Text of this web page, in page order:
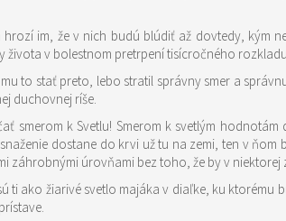
do ktorého bude
v bolestnom pretrpení tisícročného
to stať preto, lebo stratil správny smer a
duchovnej ríše.
smerom k Svetlu! Smerom k svetlým
dostane do krvi už tu na zemi, ten v
záhrobnými úrovňami bez toho, že by v
ti ako žiarivé svetlo majáka v diaľke, ku ktorému